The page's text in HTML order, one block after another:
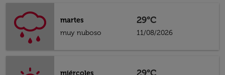
martes
muy nuboso
29°C
11/08/2026
miércoles